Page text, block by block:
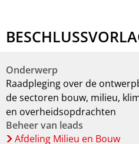
Onderwerp
Raadpleging over de
de sectoren bouw, milieu,
en overheidsopdrachten
Beheer van leads
Afdeling Milieu en Bouw